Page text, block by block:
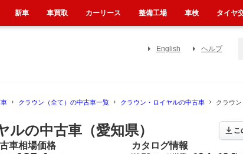
English ヘルプ
クラウン（全て）の中古車一覧 クラウン・ロイヤルの中古車 クラウ
ルの中古車（愛知県） こ
車相場価格 カタログ情報
新車 車買取 カーリース 整備工場 車検 タイヤ